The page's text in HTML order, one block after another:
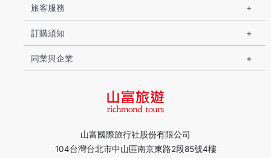
山富國際旅行社股份有限公司
104台灣台北市中山區南京東路2段85號4樓
旅客服務
訂購須知
同業與企業